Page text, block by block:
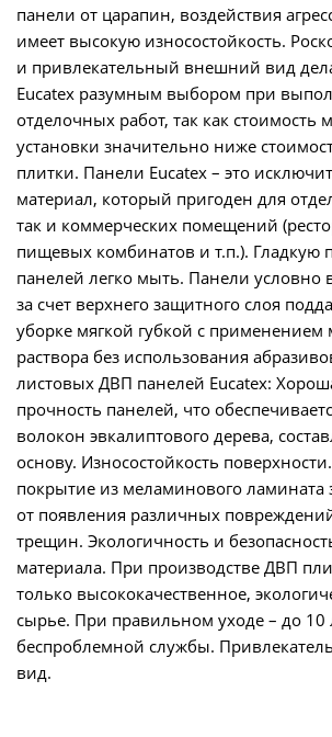
панели от царапин, воздействия
имеет высокую износостойкость.
и привлекательный внешний вид
Eucatex разумным выбором при
отделочных работ, так как стоимость
установки значительно ниже
плитки. Панели Eucatex – это
материал, который пригоден для
так и коммерческих помещений
пищевых комбинатов и т.п.). Гладкую
панелей легко мыть. Панели условно
за счет верхнего защитного слоя
уборке мягкой губкой с
раствора без использования
листовых ДВП панелей Eucatex:
прочность панелей, что
волокон эвкалиптового дерева,
основу. Износостойкость
покрытие из меламинового
от появления различных
трещин. Экологичность и
материала. При производстве ДВП
только высококачественное,
сырье. При правильном уходе – до 10
беспроблемной службы.
вид.